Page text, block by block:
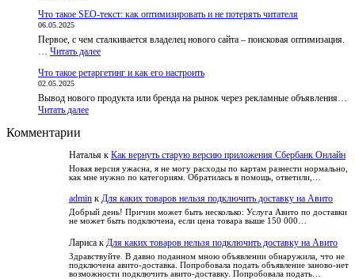
к
обвинения
факты
игры,
и
вера
удачу:
развлечься
безопасно
в
зависимость
Что такое SEO-текст: как оптимизировать и не потерять читателя
06.05.2025
Первое, с чем сталкивается владелец нового сайта – поисковая оптимизация.
… Читать далее:
такое
текст:
потерять
читателя
Что такое ретаргетинг и как его настроить
02.05.2025
Вывод нового продукта или бренда на рынок через рекламные объявления…
Читать далее:
и
как
его
настроить
Комментарии
Наталья к Как вернуть старую версию приложения Сбербанк Онлайн
Новая версия ужасна, я не могу расходы по картам разнести нормально,
как мне нужно по категориям. Обратилась в помощь, ответили,…
admin к Для каких товаров нельзя подключить доставку на Авито
Добрый день! Причин может быть несколько: Услуга Авито по доставки
не может быть подключена, если цена товара выше 150 000…
Лариса к Для каких товаров нельзя подключить доставку на Авито
Здравствуйте. В давно поданном мною объявлении обнаружила, что не
подключена авито-доставка. Попробовала подать объявление заново-нет
возможности подключить авито-доставку. Попробовала подать…